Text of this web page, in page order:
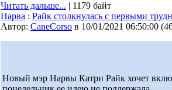
Читать дальше... | 1179 байт
Нарва : Райк столкнулась с первыми
Автор: CaneCorso в 10/01/2021 06:50:00 (
Новый мэр Нарвы Катри Райк хочет